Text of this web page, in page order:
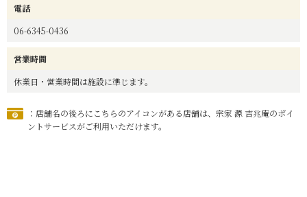
電話
06-6345-0436
営業時間
休業日・営業時間は施設に準じます。
：店舗名の後ろにこちらのアイコンがある店舗は、宗家 源 吉兆庵のポイ
ントサービスがご利用いただけます。